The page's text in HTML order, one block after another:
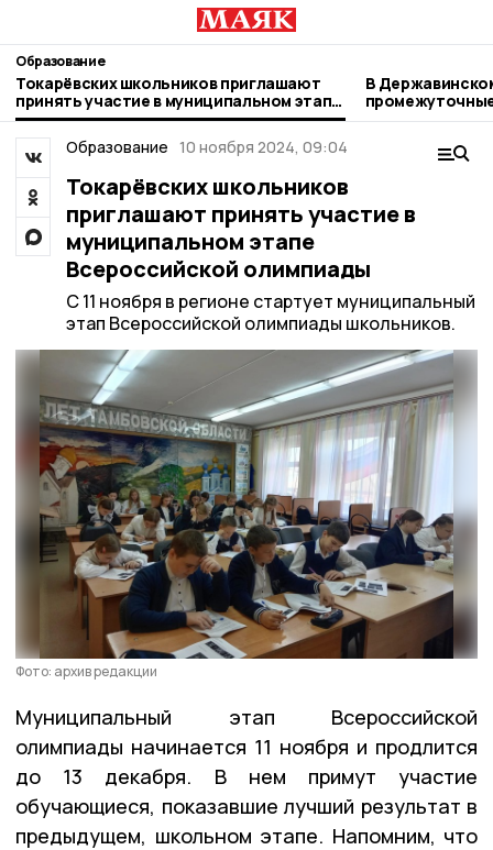
Образование
Токарёвских школьников приглашают
принять участие в муниципальном этапе
Всероссийской олимпиады
В
кампании
Образование 10 ноября 2024, 09:04
Токарёвских школьников
приглашают принять участие в
муниципальном этапе
Всероссийской олимпиады
С 11 ноября в регионе стартует муниципальный
этап Всероссийской олимпиады школьников.
Фото: архив редакции
Муниципальный этап Всероссийской
олимпиады начинается 11 ноября и продлится
до 13 декабря. В нем примут участие
обучающиеся, показавшие лучший результат в
предыдущем, школьном этапе. Напомним, что